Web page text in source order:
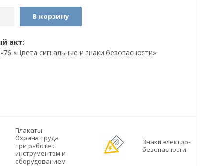
В корзину
акт:
«Цвета сигнальные и знаки безопасности»
Плакаты
Охрана труда
при работе с
инструментом и
оборудованием
Знаки электро-
безопасности